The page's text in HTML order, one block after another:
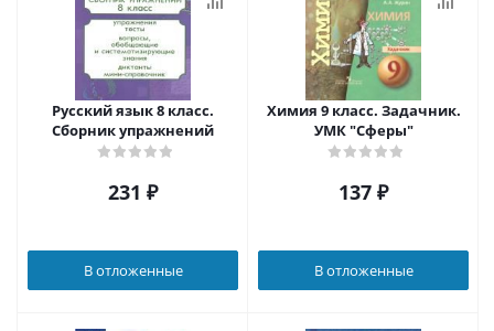
Русский язык 8 класс.
Сборник упражнений
231 ₽
В отложенные
Химия 9 класс. Задачник.
УМК "Сферы"
137 ₽
В отложенные